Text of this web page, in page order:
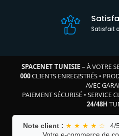
Satisfait
SPACENET TUNISIE– À VOTRE
000CLIENTS ENREGISTRÉS•
AVEC
PAIEMENT SÉCURISÉ • SERVICE
24/48H
Note client : ★ ★ ★ ★ ☆
4/